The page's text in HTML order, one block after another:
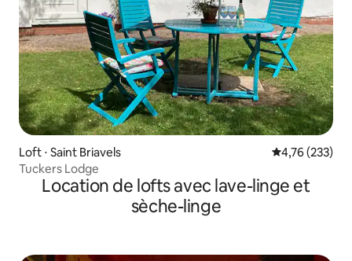
Loft ⋅ Saint Briavels Évaluation
4,76 (233)
Tuckers Lodge
Location de lofts avec lave-linge et
sèche-linge